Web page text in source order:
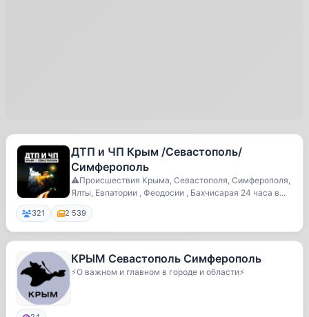
ДТП и ЧП Крым /Севастополь/
Симферополь
⚠️Происшествия Крыма, Севастополя, Симферополя,
Ялты, Евпатории , Феодосии , Бахчисарая 24 часа в...
321 2 539
КРЫМ Севастополь Симферополь
⚡️О важном и главном в городе и области⚡️